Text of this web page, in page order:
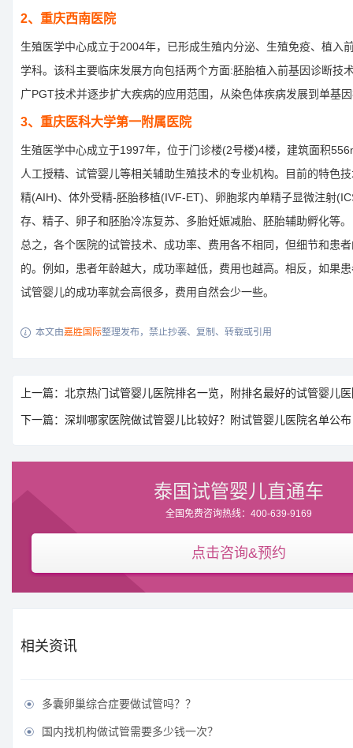
2、重庆西南医院
生殖医学中心成立于2004年，已形成生殖内分泌、生殖免疫、植入
学科。该科主要临床发展方向包括两个方面:胚胎植入前基因诊断技
广PGT技术并逐步扩大疾病的应用范围，从染色体疾病发展到单基
3、重庆医科大学第一附属医院
生殖医学中心成立于1997年，位于门诊楼(2号楼)4楼，建筑面积
人工授精、试管婴儿等相关辅助生殖技术的专业机构。目前的特色
精(AIH)、体外受精-胚胎移植(IVF-ET)、卵胞浆内单精子显微注射
存、精子、卵子和胚胎冷冻复苏、多胎妊娠减胎、胚胎辅助孵化等。
总之，各个医院的试管技术、成功率、费用各不相同，但细节和患
的。例如，患者年龄越大，成功率越低，费用也越高。相反，如果
试管婴儿的成功率就会高很多，费用自然会少一些。
 本文由嘉胜国际整理发布，禁止抄袭、复制、转载或引用
上一篇：北京热门试管婴儿医院排名一览，附排名最好的试管婴儿
下一篇：深圳哪家医院做试管婴儿比较好？附试管婴儿医院名单公
泰国试管婴儿直通车
全国免费咨询热线：400-639-9169
点击咨询&预约
相关资讯
 多囊卵巢综合症要做试管吗？？
 国内找机构做试管需要多少钱一次？